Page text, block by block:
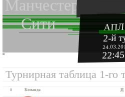
Манчестер
Сити
АПЛ
2-й
22:45
''
Турнирная таблица 1-го
# Команда И